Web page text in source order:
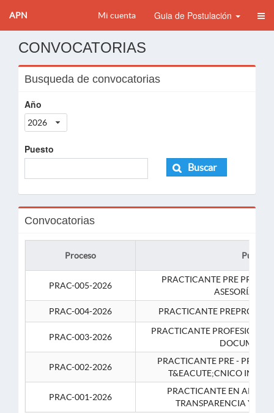
APN Mi cuenta Guia de Postulación
CONVOCATORIAS
Busqueda de convocatorias
Año
2026
Puesto
Buscar
Convocatorias
Proceso Puesto
PRAC-005-2026
PRACTICANTE PRE
ASESORÍA
PRAC-004-2026
PRACTICANTE
PRAC-003-2026
PRACTICANTE
PRAC-002-2026
PRACTICANTE PRE -
T&EACUTE;CNICO
PRAC-001-2026
PRACTICANTE EN APOYO
TRANSPARENCIA Y